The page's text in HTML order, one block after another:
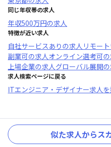
同じ年収帯の求人
年収500万円の求人
特徴が近い求人
自社サービスあり の求人 リモー
副業可の求人オンライン選考可
上場企業の求人グローバル展開
求人検索ページに戻る
ITエンジニア・デザイナー求人
似た求人からス